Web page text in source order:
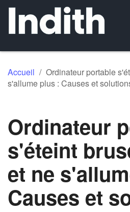
Accueil / Ordinateur portable
s'allume plus : Causes et
Ordinateur
s'éteint
et ne
Causes et